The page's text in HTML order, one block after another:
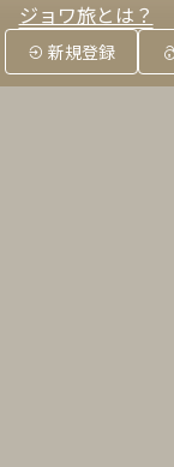
ジョワ旅とは？
新規登録